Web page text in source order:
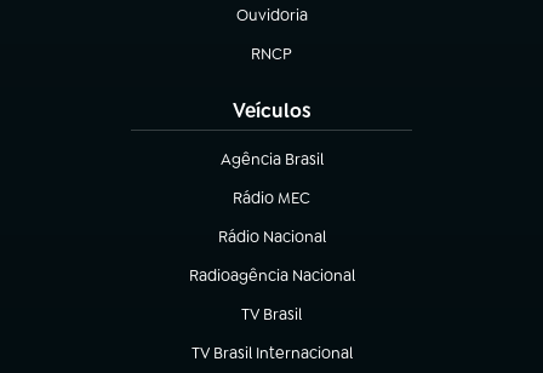
Ouvidoria
(abre em nova aba)
RNCP
(abre em nova aba)
Veículos
Agência Brasil
(abre em nova aba)
Rádio MEC
(abre em nova aba)
Rádio Nacional
Radioagência Nacional
(abre em nova aba)
TV Brasil
(abre em nova aba)
TV Brasil Internacional
(abre em nova aba)